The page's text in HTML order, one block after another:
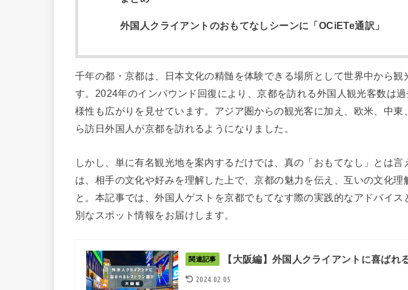
外国人クライアントのおもてなしシーンに「OCiETe通訳」
千年の都・京都は、日本文化の精髄を体験できる場所として世界中から観
す。2024年のインバウンド回復により、京都を訪れる外国人観光客数は
様性も広がりを見せています。アジア圏からの観光客に加え、欧米、中東
ら訪日外国人が京都を訪れるようになりました。
しかし、単に有名観光地を案内するだけでは、真の「おもてなし」とは言
は、相手の文化や好みを理解した上で、京都の魅力を伝え、互いの文化理
と。本記事では、外国人ゲストを京都でもてなす際の実践的なアドバイ
別なスポット情報をお届けします。
関連記事 【大阪編】外国人クライアントに喜ばれ
2024.02.05